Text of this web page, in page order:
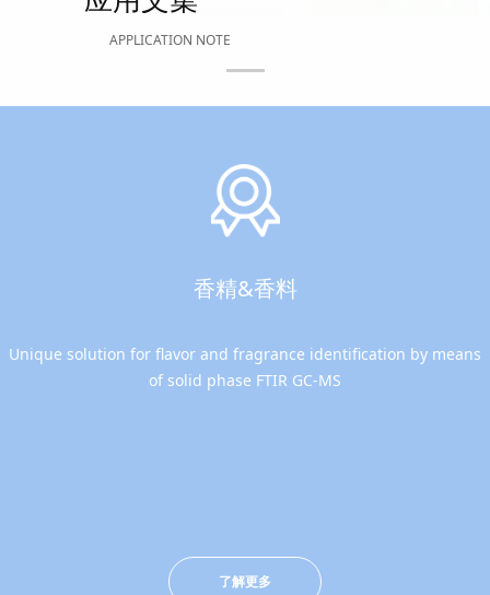
APPLICATION NOTE
香精&香料
Unique solution for flavor and fragrance identification by means
of solid phase FTIR GC-MS
了解更多